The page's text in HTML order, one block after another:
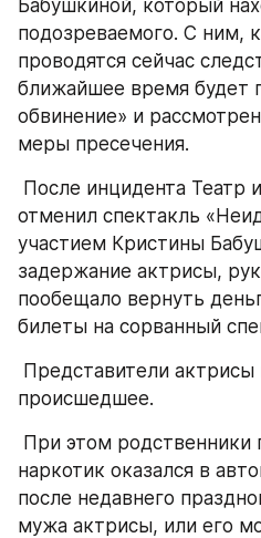
Бабушкиной, который
подозреваемого. С ним,
проводятся сейчас
ближайшее время будет
обвинение» и
меры пресечения.
отменил спектакль
участием Кристины
задержание актрисы,
пообещало вернуть
билеты на сорванный
происшедшее.
наркотик оказался в
после недавнего
мужа актрисы, или его